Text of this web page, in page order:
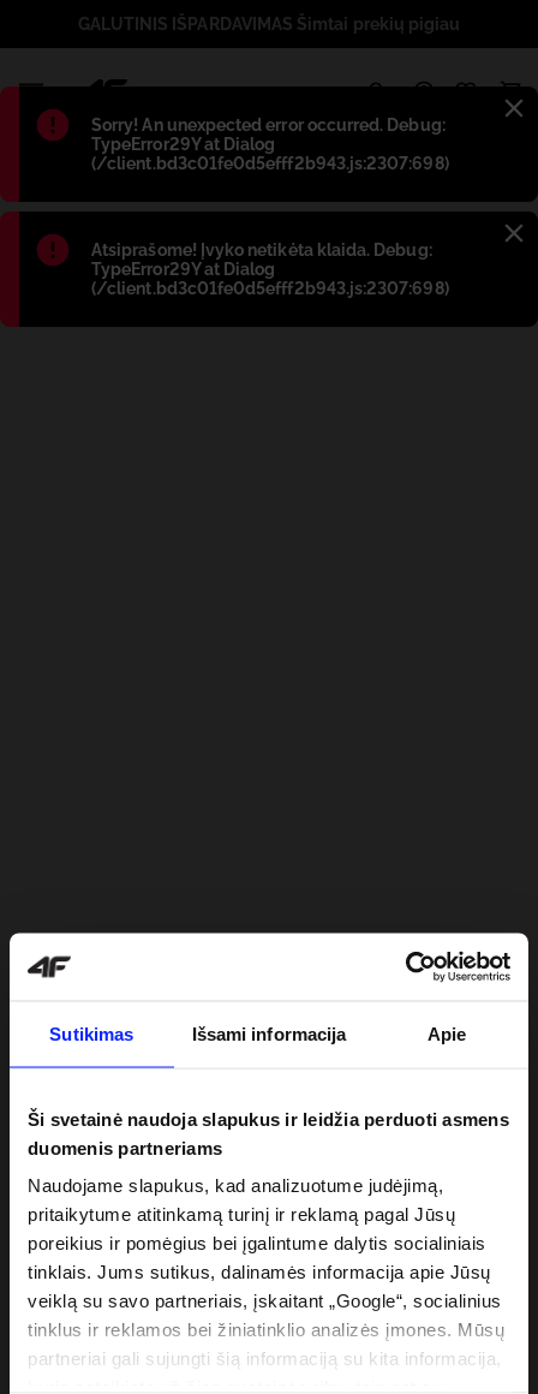
Sutikimas Išsami informacija Apie
Ši svetainė naudoja slapukus ir leidžia perduoti asmens
duomenis partneriams
Naudojame slapukus, kad analizuotume judėjimą,
pritaikytume atitinkamą turinį ir reklamą pagal Jūsų
poreikius ir pomėgius bei įgalintume dalytis socialiniais
tinklais. Jums sutikus, dalinamės informacija apie Jūsų
veiklą su savo partneriais, įskaitant „Google“, socialinius
tinklus ir reklamos bei žiniatinklio analizės įmones. Mūsų
partneriai gali sujungti šią informaciją su kita informacija,
Błąd:
Sorry! An unexpected error occurred. Debug:
TypeError29Y at Dialog
(/client.bd3c01fe0d5efff2b943.js:2307:698)
Błąd:
Atsiprašome! Įvyko netikėta klaida. Debug:
TypeError29Y at Dialog
(/client.bd3c01fe0d5efff2b943.js:2307:698)
GALUTINIS IŠPARDAVIMAS Šimtai prekių pigiau